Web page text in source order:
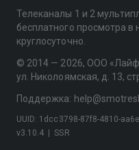
Телеканалы 1 и 2
бесплатного просмотра
круглосуточно.
© 2014 — 2026, ООО
ул. Николоямская, д. 13,
Поддержка:
v3.10.4 SSR
UUID: 1dcc3798-87f8-4810-